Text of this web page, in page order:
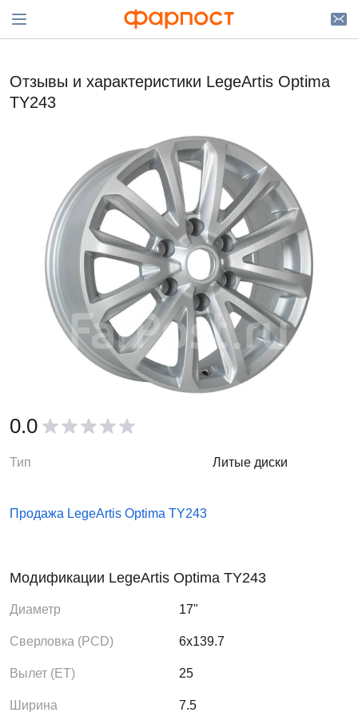
Отзывы и характеристики LegeArtis Optima
TY243
0.0
Тип Литые диски
Продажа LegeArtis Optima TY243
Модификации LegeArtis Optima TY243
Диаметр 17"
Сверловка (PCD) 6x139.7
Вылет (ЕТ) 25
Ширина 7.5